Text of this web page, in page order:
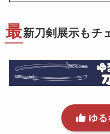
最新刀剣展示もチ
ゆるな